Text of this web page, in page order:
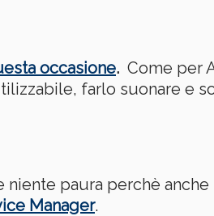
occasione. Come per
farlo suonare e
paura perchè
Manager.